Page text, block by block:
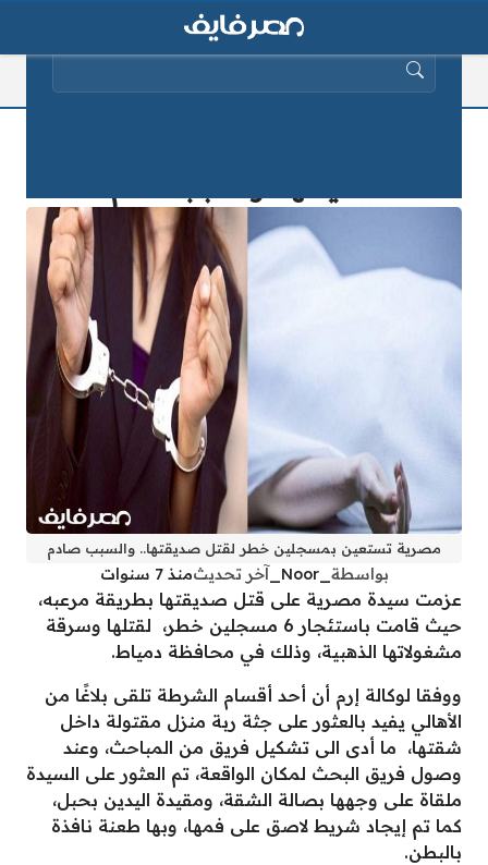
مصرية تستعين بمسجلين خطر لقتل صديقتها.. والسبب صادم
بواسطة _Noor_ آخر تحديثمنذ 7 سنوات
عزمت سيدة مصرية على قتل صديقتها بطريقة مرعبه،
حيث قامت باستئجار 6 مسجلين خطر، لقتلها وسرقة
مشغولاتها الذهبية، وذلك في محافظة دمياط.
ووفقا لوكالة إرم أن أحد أقسام الشرطة تلقى بلاغًا من
الأهالي يفيد بالعثور على جثة ربة منزل مقتولة داخل
شقتها، ما أدى الى تشكيل فريق من المباحث، وعند
وصول فريق البحث لمكان الواقعة، تم العثور على السيدة
ملقاة على وجهها بصالة الشقة، ومقيدة اليدين بحبل،
كما تم إيجاد شريط لاصق على فمها، وبها طعنة نافذة
بالبطن.
البحث عن: